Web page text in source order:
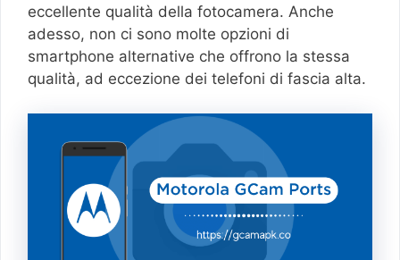
eccellente qualità della fotocamera. Anche
adesso, non ci sono molte opzioni di
smartphone alternative che offrono la stessa
qualità, ad eccezione dei telefoni di fascia alta.